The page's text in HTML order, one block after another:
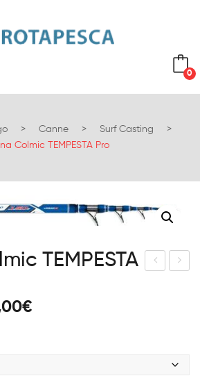
0
> Canne > Surf Casting
>
Colmic TEMPESTA Pro
stit
TEMPESTA
€